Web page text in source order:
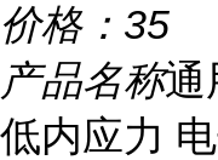
价格： 35
产品名称通
低内应力